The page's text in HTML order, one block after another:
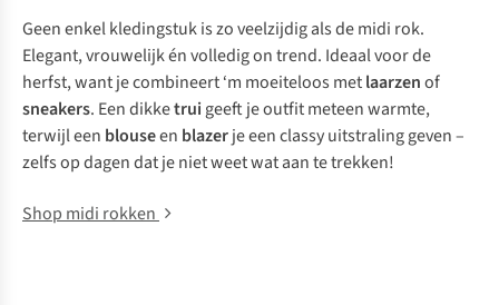
Geen enkel kledingstuk is zo veelzijdig als de midi rok.
Elegant, vrouwelijk én volledigon trend. Ideaal voor de
herfst, want je combineert ‘m moeiteloos metlaarzenof
sneakers. Een dikketrui geeft je outfit meteen warmte,
terwijl een blouseen blazerje een classy uitstraling geven –
zelfs op dagen dat je niet weet wat aan te trekken!
Shop midi rokken